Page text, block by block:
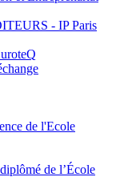
- IP Paris
de l'Ecole
de l’École